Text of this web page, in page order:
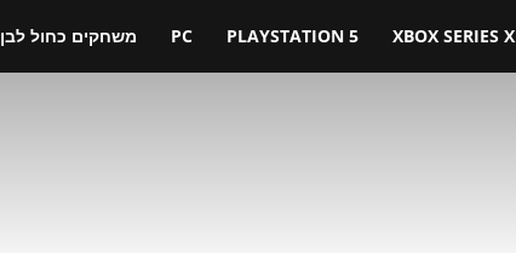
משחקים כחול לבן PC PLAYSTATION 5 XBOX SERIES X